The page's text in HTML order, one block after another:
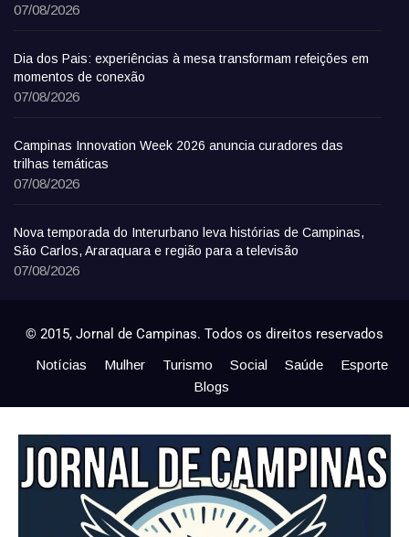
07/08/2026
Dia dos Pais: experiências à mesa transformam refeições em
momentos de conexão
07/08/2026
Campinas Innovation Week 2026 anuncia curadores das
trilhas temáticas
07/08/2026
Nova temporada do Interurbano leva histórias de Campinas,
São Carlos, Araraquara e região para a televisão
07/08/2026
© 2015, Jornal de Campinas. Todos os direitos reservados
Notícias Mulher Turismo Social Saúde
Esporte
Blogs